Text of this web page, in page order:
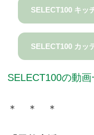
SELECT100 キッ
SELECT100 カッ
SELECT100の動
＊ ＊ ＊